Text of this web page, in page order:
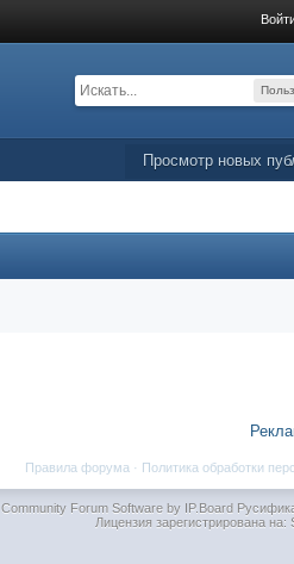
Просмотр новых
Политика обработки
Правила форума ·
Community Forum Software by IP.Board
Лицензия зарегистрирована на: